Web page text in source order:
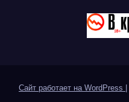
Сайт работает на WordPress